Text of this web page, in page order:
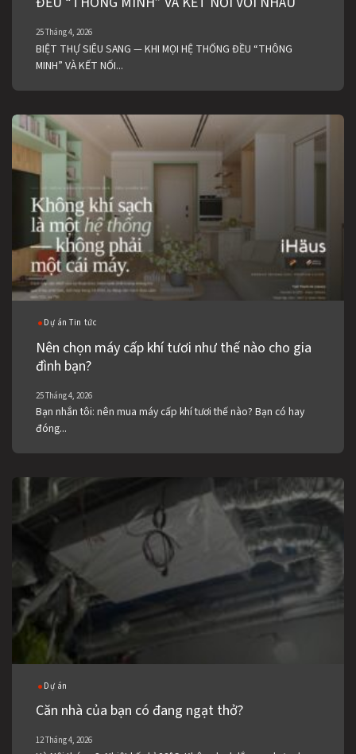
BIỆT THỰ SIÊU SANG — KHI MỌI HỆ THỐNG
ĐỀU “THÔNG MINH” VÀ KẾT NỐI VỚI NHAU
25 Tháng 4, 2026
MINH” VÀ KẾT NỐI...
Dự án Tin tức
Nên chọn máy cấp khí tươi như thế nào cho gia
đình bạn?
25 Tháng 4, 2026
Bạn nhắn tôi: nên mua máy cấp khí tươi thế nào? Bạn có hay
đóng...
Dự án
Căn nhà của bạn có đang ngạt thở?